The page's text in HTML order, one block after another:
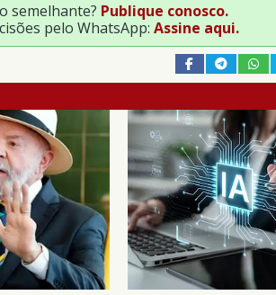
semelhante? Publique conosco.
pelo WhatsApp: Assine aqui.